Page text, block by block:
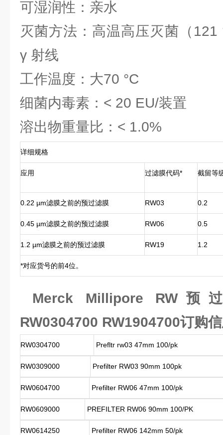
可湿润性：亲水
灭菌方法：高温高压灭菌（121
γ 射线
工作温度：大70 °C
细菌内毒素：< 20 EU/装置
溶出物重量比：< 1.0%
详细规格
应用 过滤膜代码* 截留等
0.22 µm滤膜之前的预过滤膜 RW03 0.2
0.45 µm滤膜之前的预过滤膜 RW06 0.5
1.2 µm滤膜之前的预过滤膜 RW19 1.2
*对应货号的前4位。
Merck Millipore RW预
RW0304700 RW1904700订购
RW0304700 Prefltr rw03 47mm 100/pk
RW0309000 Prefilter RW03 90mm 100pk
RW0604700 Prefilter RW06 47mm 100/pk
RW0609000 PREFILTER RW06 90mm 100/PK
RW0614250 Prefilter RW06 142mm 50/pk